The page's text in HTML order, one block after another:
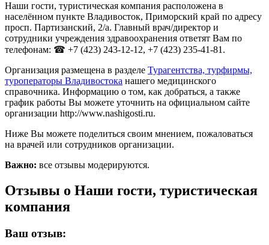
Наши гости, туристическая компания расположена в
населённом пункте Владивосток, Приморский край по адресу
просп. Партизанский, 2/а. Главный врач/директор и
сотрудники учреждения здравоохранения ответят Вам по
телефонам: ☎ +7 (423) 243-12-12, +7 (423) 235-41-81.
Организация размещена в разделе Турагентства, турфирмы,
туроператоры Владивостока нашего медицинского
справочника. Информацию о том, как добраться, а также
график работы Вы можете уточнить на официальном сайте
организации http://www.nashigosti.ru.
Ниже Вы можете поделиться своим мнением, пожаловаться
на врачей или сотрудников организации.
Важно: все отзывы модерируются.
Отзывы о Наши гости, туристическая
компания
Ваш отзыв: